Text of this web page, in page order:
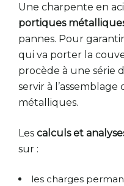
Une charpente en
portiques
pannes. Pour
qui va porter la
procède à une série
servir à
métalliques.
Les calculs et
sur :
les charges